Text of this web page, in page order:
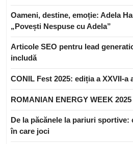
Oameni, destine, emoție: Adela
„Povești Nespuse cu Adela”
Articole SEO pentru lead
includă
CONIL Fest 2025: ediția a XXVII-
ROMANIAN ENERGY WEEK 2025
De la păcănele la pariuri sportive:
în care joci